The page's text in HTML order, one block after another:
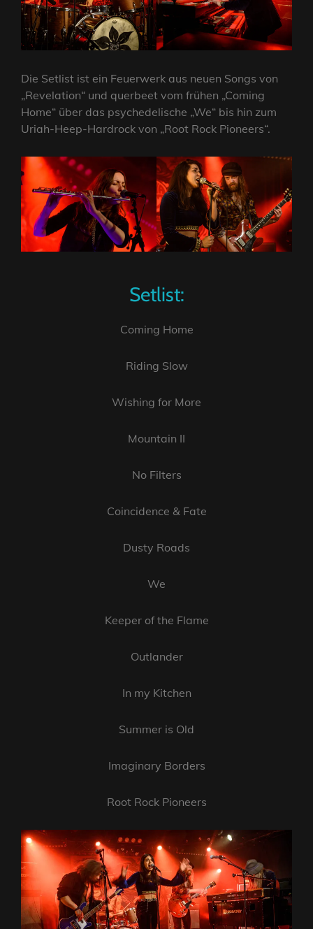
Die Setlist ist ein Feuerwerk aus neuen Songs von
„Revelation“ und querbeet vom frühen „Coming
Home“ über das psychedelische „We“ bis hin zum
Uriah-Heep-Hardrock von „Root Rock Pioneers“.
Setlist:
Coming Home
Riding Slow
Wishing for More
Mountain II
No Filters
Coincidence & Fate
Dusty Roads
We
Keeper of the Flame
Outlander
In my Kitchen
Summer is Old
Imaginary Borders
Root Rock Pioneers